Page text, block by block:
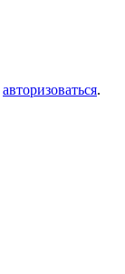
авторизоваться.